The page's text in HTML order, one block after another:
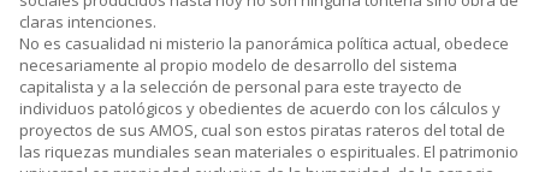
claras intenciones.
No es casualidad ni misterio la panorámica política actual, obedece
necesariamente al propio modelo de desarrollo del sistema
capitalista y a la selección de personal para este trayecto de
individuos patológicos y obedientes de acuerdo con los cálculos y
proyectos de sus AMOS, cual son estos piratas rateros del total de
las riquezas mundiales sean materiales o espirituales. El patrimonio